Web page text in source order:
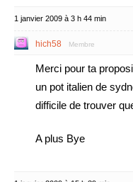
1 janvier 2009 à 3 h 44 min
hich58 Membre
Merci pour ta
un pot italien de
difficile de trouver
A plus Bye